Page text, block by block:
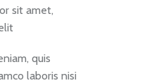
sit amet,
quis
laboris nisi